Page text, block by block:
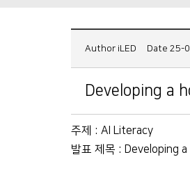
Author iLED Date 25-
Developing a
주제 : AI Literacy
발표 제목 : Developing